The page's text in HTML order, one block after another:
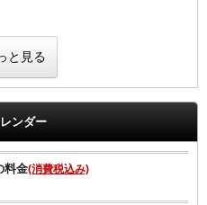
の提供となる場合がございます。
ド）対応
イズは120㎝です。
と見る
ンダー
料金(消費税込み)